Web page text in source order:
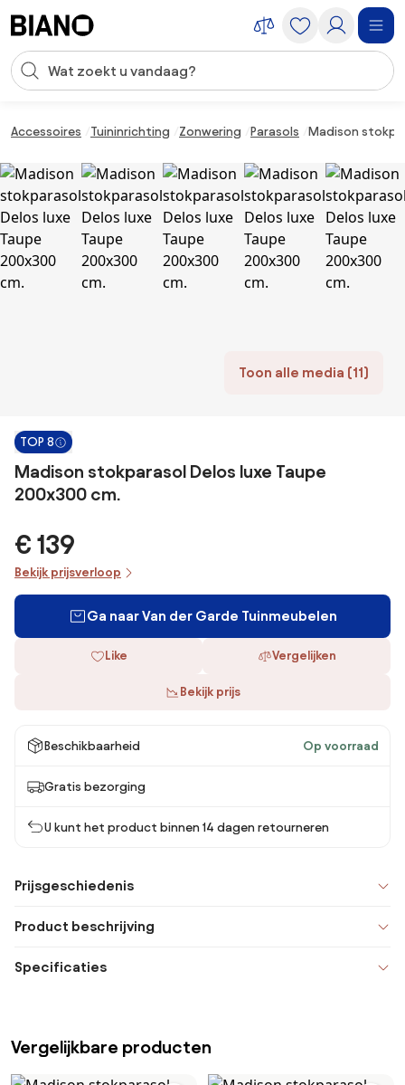
Zoekopdracht invoeren
Accessoires Tuininrichting Zonwering Parasols Madison
Toon alle media (11)
TOP 8
Madison stokparasol Delos luxe Taupe
200x300 cm.
€ 139
Bekijk prijsverloop
Ga naar Van der Garde Tuinmeubelen
Like Vergelijken
Bekijk prijs
Beschikbaarheid Op voorraad
Gratis bezorging
U kunt het product binnen 14 dagen retourneren
Prijsgeschiedenis
Product beschrijving
Specificaties
Vergelijkbare producten